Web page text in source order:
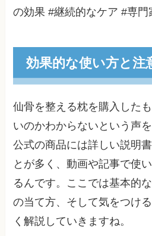
の効果 #継続的なケア #専門
効果的な使い方と注
仙骨を整える枕を購入した
いのかわからないという声
公式の商品には詳しい説明
とが多く、動画や記事で使
るんです。ここでは基本的
の当て方、そして気をつけ
く解説していきますね。